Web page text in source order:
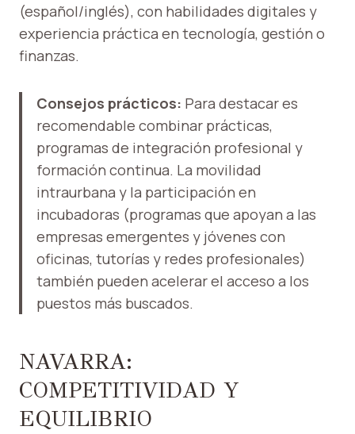
(español/inglés), con habilidades digitales y
experiencia práctica en tecnología, gestión o
finanzas.
Consejos prácticos: Para destacar es
recomendable combinar prácticas,
programas de integración profesional y
formación continua. La movilidad
intraurbana y la participación en
incubadoras (programas que apoyan a las
empresas emergentes y jóvenes con
oficinas, tutorías y redes profesionales)
también pueden acelerar el acceso a los
puestos más buscados.
NAVARRA:
COMPETITIVIDAD Y
EQUILIBRIO